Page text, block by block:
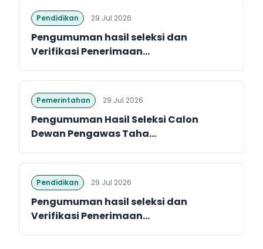
Pendidikan 29 Jul 2026
Pengumuman hasil seleksi dan
Verifikasi Penerimaan...
Pemerintahan 29 Jul 2026
Pengumuman Hasil Seleksi Calon
Dewan Pengawas Taha...
Pendidikan 29 Jul 2026
Pengumuman hasil seleksi dan
Verifikasi Penerimaan...